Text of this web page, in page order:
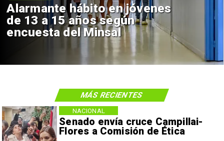
Alarmante hábito en jóvenes
de 13 a 15 años según
encuesta del Minsal
Senado envía cruce Campillai-
Flores a Comisión de Ética
NACIONAL
MÁS RECIENTES